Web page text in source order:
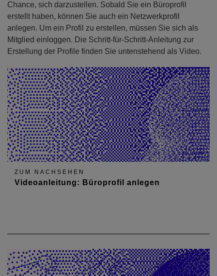
Chance, sich darzustellen. Sobald Sie ein Büroprofil
erstellt haben, können Sie auch ein Netzwerkprofil
anlegen. Um ein Profil zu erstellen, müssen Sie sich als
Mitglied einloggen. Die Schritt-für-Schritt-Anleitung zur
Erstellung der Profile finden Sie untenstehend als Video.
ZUM NACHSEHEN
Videoanleitung: Büroprofil anlegen